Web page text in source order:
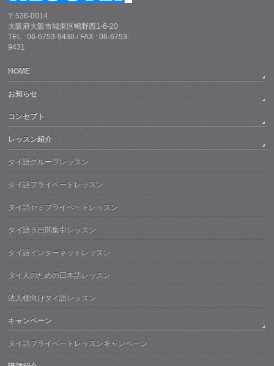
〒536-0014
大阪府大阪市城東区鴫野西1-6-20
TEL : 06-6753-9430 / FAX : 06-6753-
9431
HOME
お知らせ
コンセプト
レッスン紹介
タイ語グループレッスン
タイ語プライベートレッスン
タイ語セミプライベートレッスン
タイ語３日間集中レッスン
タイ語インターネットレッスン
タイ人のための日本語レッスン
法人様向けタイ語レッスン
キャンペーン
タイ語プライベートレッスンキャンペーン